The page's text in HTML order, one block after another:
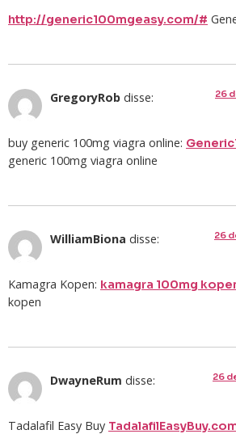
http://generic100mgeasy.com/#
GregoryRob disse: 26
buy generic 100mg viagra online:
generic 100mg viagra online
WilliamBiona disse: 26
Kamagra Kopen: kamagra 100mg
kopen
DwayneRum disse: 26
Tadalafil Easy Buy